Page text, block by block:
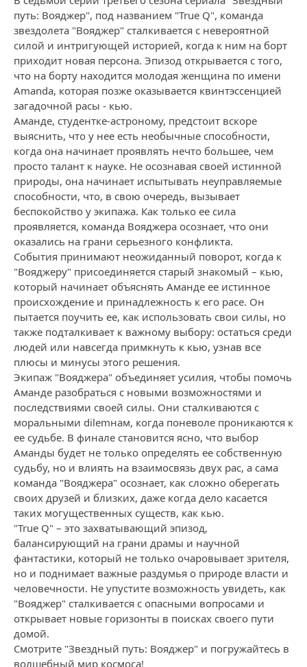
путь: Вояджер", под названием "True Q", команда
звездолета "Вояджер" сталкивается с невероятной
силой и интригующей историей, когда к ним на борт
приходит новая персона. Эпизод открывается с того,
что на борту находится молодая женщина по имени
Amanda, которая позже оказывается квинтэссенцией
загадочной расы - кью.
Аманде, студентке-астроному, предстоит вскоре
выяснить, что у нее есть необычные способности,
когда она начинает проявлять нечто большее, чем
просто талант к науке. Не осознавая своей истинной
природы, она начинает испытывать неуправляемые
способности, что, в свою очередь, вызывает
беспокойство у экипажа. Как только ее сила
проявляется, команда Вояджера осознает, что они
оказались на грани серьезного конфликта.
События принимают неожиданный поворот, когда к
"Вояджеру" присоединяется старый знакомый – кью,
который начинает объяснять Аманде ее истинное
происхождение и принадлежность к его расе. Он
пытается поучить ее, как использовать свои силы, но
также подталкивает к важному выбору: остаться среди
людей или навсегда примкнуть к кью, узнав все
плюсы и минусы этого решения.
Экипаж "Вояджера" объединяет усилия, чтобы помочь
Амандe разобраться с новыми возможностями и
последствиями своей силы. Они сталкиваются с
моральными dilemнам, когда поневоле проникаются к
ее судьбе. В финале становится ясно, что выбор
Аманды будет не только определять ее собственную
судьбу, но и влиять на взаимосвязь двух рас, а сама
команда "Вояджера" осознает, как сложно оберегать
своих друзей и близких, даже когда дело касается
таких могущественных существ, как кью.
"True Q" – это захватывающий эпизод,
балансирующий на грани драмы и научной
фантастики, который не только очаровывает зрителя,
но и поднимает важные раздумья о природе власти и
человечности. Не упустите возможность увидеть, как
"Вояджер" сталкивается с опасными вопросами и
открывает новые горизонты в поисках своего пути
домой.
Смотрите "Звездный путь: Вояджер" и погружайтесь в
волшебный мир космоса!